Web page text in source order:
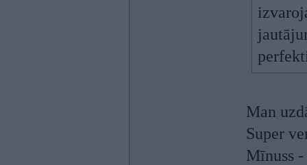
Man
Super
Mīnuss -